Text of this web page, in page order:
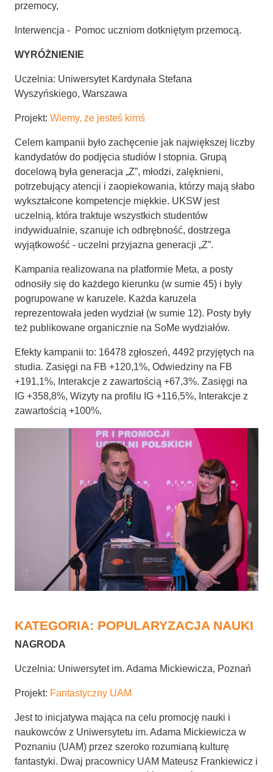
przemocy,
Interwencja - Pomoc uczniom dotkniętym przemocą.
WYRÓŻNIENIE
Uczelnia: Uniwersytet Kardynała Stefana
Wyszyńskiego, Warszawa
Projekt: Wiemy, że jesteś kimś
Celem kampanii było zachęcenie jak największej liczby
kandydatów do podjęcia studiów I stopnia. Grupą
docelową była generacja „Z”, młodzi, zalęknieni,
potrzebujący atencji i zaopiekowania, którzy mają słabo
wykształcone kompetencje miękkie. UKSW jest
uczelnią, która traktuje wszystkich studentów
indywidualnie, szanuje ich odbrębność, dostrzega
wyjątkowość - uczelni przyjazna generacji „Z”.
Kampania realizowana na platformie Meta, a posty
odnosiły się do każdego kierunku (w sumie 45) i były
pogrupowane w karuzele. Każda karuzela
reprezentowała jeden wydział (w sumie 12). Posty były
też publikowane organicznie na SoMe wydziałów.
Efekty kampanii to: 16478 zgłoszeń, 4492 przyjętych na
studia. Zasięgi na FB +120,1%, Odwiedziny na FB
+191,1%, Interakcje z zawartością +67,3%. Zasięgi na
IG +358,8%, Wizyty na profilu IG +116,5%, Interakcje z
zawartością +100%.
KATEGORIA: POPULARYZACJA NAUKI
NAGRODA
Uczelnia: Uniwersytet im. Adama Mickiewicza, Poznań
Projekt: Fantastyczny UAM
Jest to inicjatywa mająca na celu promocję nauki i
naukowców z Uniwersytetu im. Adama Mickiewicza w
Poznaniu (UAM) przez szeroko rozumianą kulturę
fantastyki. Dwaj pracownicy UAM Mateusz Frankiewicz i